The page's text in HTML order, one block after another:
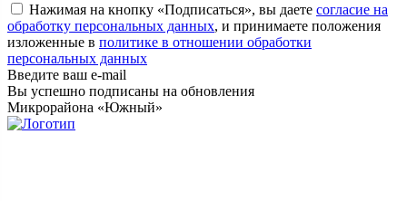
Нажимая на кнопку «Подписаться», вы даете согласие на
обработку персональных данных, и принимаете положения
изложенные в политике в отношении обработки
персональных данных
Введите ваш e-mail
Вы успешно подписаны на обновления
Микрорайона «Южный»